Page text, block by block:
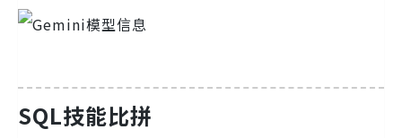
SQL技能比拼